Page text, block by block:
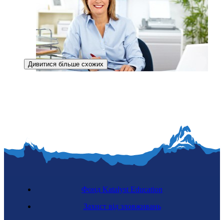
Дивитися більше схожих
Фонд Katalyst Education
Захист від зловживань